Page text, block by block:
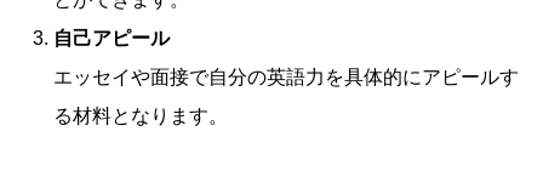
自己アピール
エッセイや面接で自分の英語力を具体的にアピールす
る材料となります。